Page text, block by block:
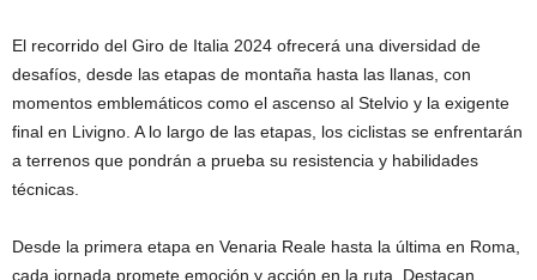
El recorrido del Giro de Italia 2024 ofrecerá una diversidad de
desafíos, desde las etapas de montaña hasta las llanas, con
momentos emblemáticos como el ascenso al Stelvio y la exigente
final en Livigno. A lo largo de las etapas, los ciclistas se enfrentarán
a terrenos que pondrán a prueba su resistencia y habilidades
técnicas.
Desde la primera etapa en Venaria Reale hasta la última en Roma,
cada jornada promete emoción y acción en la ruta. Destacan